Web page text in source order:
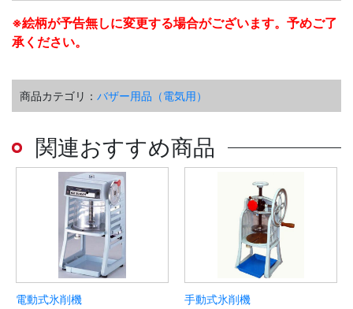
※絵柄が予告無しに変更する場合がございます。予めご了
承ください。
商品カテゴリ： バザー用品（電気用）
関連おすすめ商品
電動式氷削機 手動式氷削機